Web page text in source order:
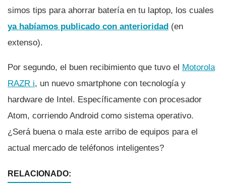
simos tips para ahorrar baterí­a en tu laptop, los cuales
ya habí­amos publicado con anterioridad (en
extenso).
Por segundo, el buen recibimiento que tuvo el Motorola
RAZR i, un nuevo smartphone con tecnologí­a y
hardware de Intel. Especí­ficamente con procesador
Atom, corriendo Android como sistema operativo.
¿Será buena o mala este arribo de equipos para el
actual mercado de teléfonos inteligentes?
RELACIONADO: